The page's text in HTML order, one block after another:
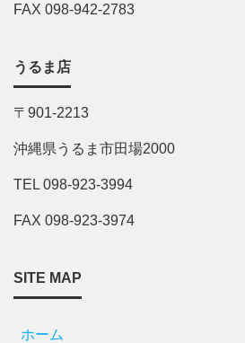
FAX 098-942-2783
うるま店
〒901-2213
沖縄県うるま市田場2000
TEL 098-923-3994
FAX 098-923-3974
SITE MAP
ホーム